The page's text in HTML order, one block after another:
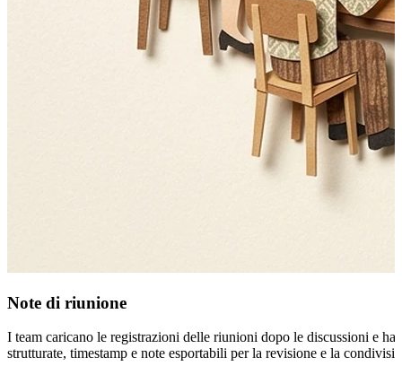
Note di riunione
I team caricano le registrazioni delle riunioni dopo le discussioni e
strutturate, timestamp e note esportabili per la revisione e la